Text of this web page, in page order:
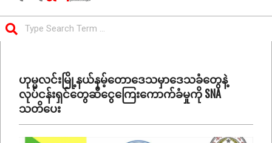
ရှမ်း
နီ
သတင်း
Menuဟုမ္မလင်းမြို့နယ်နမ့်တောဒေသမှာဒေသခံတွေနဲ့
လုပ်ငန်းရှင်တွေဆီငွေကြေးကောက်ခံမှုကိုSNA
သတိပေး